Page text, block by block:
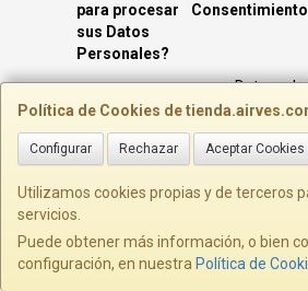
para procesar
sus Datos
Personales?
Consentimiento
¿Qué Datos
Datos
de las
Datos
página
Páginas
Anuncios
Productos
Política de Cookies de
Configurar Rechazar Aceptar Cookies
Utilizamos cookies propias y de terceros
servicios.
Puede obtener más información, o bien
configuración, en nuestra Política de